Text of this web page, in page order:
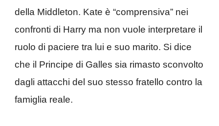
della Middleton. Kate è “comprensiva” nei
confronti di Harry ma non vuole interpretare il
ruolo di paciere tra lui e suo marito. Si dice
che il Principe di Galles sia rimasto sconvolto
dagli attacchi del suo stesso fratello contro la
famiglia reale.